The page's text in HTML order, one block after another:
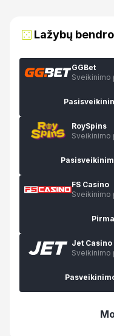
Lažybų
GGBet
Sveikinimo
RoySpins
Sveikinimo
FS Casino
Sveikinimo
Jet Casino
Sveikinimo